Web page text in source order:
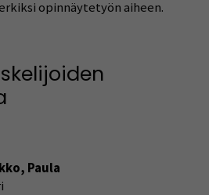
opinnäytetyön aiheen.
Paula